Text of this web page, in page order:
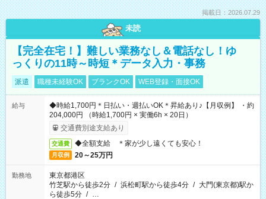
掲載日：2026.07.29
未読
【完全在宅！】難しい業務なし＆電話なし！ゆ
っくりの11時～時短＊データ入力・事務
派遣 職種未経験OK ブランクOK WEB登録・面接OK
給与
◆時給1,700円＊日払い・週払いOK＊昇給あり♪【月収例】 ・約
204,000円 （時給1,700円 × 実働6h × 20日）
交通費別途支給あり
交通費 ◆全額支給 ＊家が少し遠くても安心！
月収例 20～25万円
勤務地
東京都港区
竹芝駅から徒歩2分 / 浜松町駅から徒歩4分 / 大門(東京都)駅か
ら徒歩5分 / …